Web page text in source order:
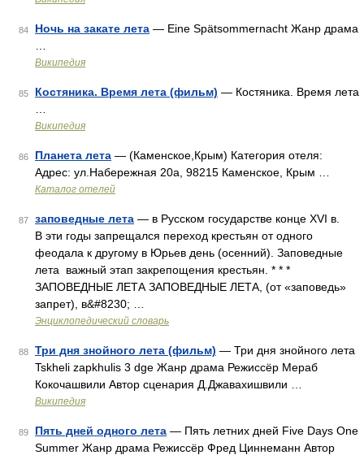
84 Ночь на закате лета — Eine Spätsommernacht Жанр драма
Википедия
85 Костяника. Время лета (фильм) — Костяника. Время лета
Википедия
86 Планета лета — (Каменское,Крым) Категория отеля:
Адрес: ул.Набережная 20а, 98215 Каменское, Крым …
Каталог отелей
87 заповедные лета — в Русском государстве конце XVI в.
В эти годы запрещался переход крестьян от одного
феодала к другому в Юрьев день (осенний). Заповедные
лета важный этап закрепощения крестьян. * * *
ЗАПОВЕДНЫЕ ЛЕТА ЗАПОВЕДНЫЕ ЛЕТА, (от «заповедь»
запрет), в&#8230; …
Энциклопедический словарь
88 Три дня знойного лета (фильм) — Три дня знойного лета
Tskheli zapkhulis 3 dge Жанр драма Режиссёр Мераб
Кокочашвили Автор сценария Д.Джавахишвили …
Википедия
89 Пять дней одного лета — Пять летних дней Five Days One
Summer Жанр драма Режиссёр Фред Циннеманн Автор